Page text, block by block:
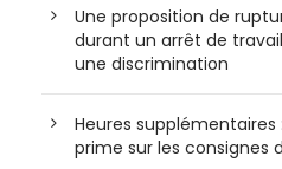
Une proposition de
durant un arrêt de
une discrimination
Heures
prime sur les consignes